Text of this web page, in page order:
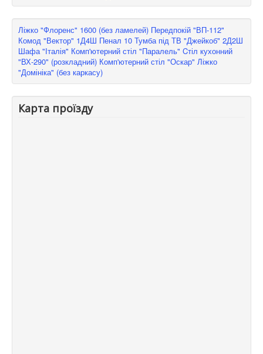
Ліжко "Флоренс" 1600 (без ламелей) Передпокій "ВП-112"
Комод "Вектор" 1Д4Ш Пенал 10 Тумба під ТВ "Джейкоб" 2Д2Ш
Шафа "Італія" Комп'ютерний стіл "Паралель" Cтіл кухонний
"ВХ-290" (розкладний) Комп'ютерний стіл "Оскар" Ліжко
"Домініка" (без каркасу)
Карта проїзду